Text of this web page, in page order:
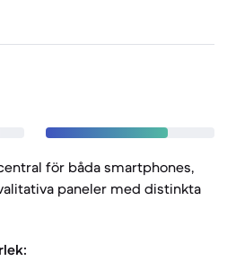
för båda smartphones,
paneler med distinkta